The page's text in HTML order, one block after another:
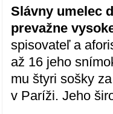
Slávny umelec
prevažne
spisovateľ a
až 16 jeho
mu štyri sošky
v Paríži. Jeho